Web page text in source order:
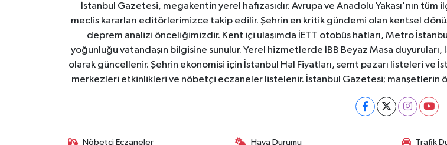
İstanbul Gazetesi, megakentin yerel hafızasıdır. Avrupa ve Anadolu Yakası'nın
meclis kararları editörlerimizce takip edilir. Şehrin en kritik gündemi olan kentsel
deprem analizi önceliğimizdir. Kent içi ulaşımda İETT otobüs hatları, Metro
yoğunluğu vatandaşın bilgisine sunulur. Yerel hizmetlerde İBB Beyaz Masa duyuruları,
olarak güncellenir. Şehrin ekonomisi için İstanbul Hal Fiyatları, semt pazarı listeleri ve
merkezleri etkinlikleri ve nöbetçi eczaneler listelenir. İstanbul Gazetesi; manşetlerin
Nöbetçi Eczaneler Hava Durumu Trafik